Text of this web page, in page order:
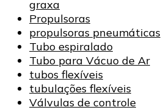
graxa
Propulsoras
propulsoras pneumáticas
Tubo espiralado
Tubo para Vácuo de Ar
tubos flexíveis
tubulações flexíveis
Válvulas de controle